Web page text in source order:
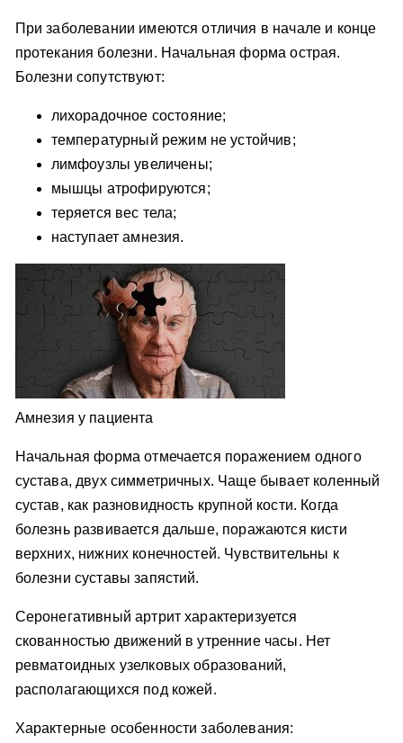
При заболевании имеются отличия в начале и конце
протекания болезни. Начальная форма острая.
Болезни сопутствуют:
лихорадочное состояние;
температурный режим не устойчив;
лимфоузлы увеличены;
мышцы атрофируются;
теряется вес тела;
наступает амнезия.
Амнезия у пациента
Начальная форма отмечается поражением одного
сустава, двух симметричных. Чаще бывает коленный
сустав, как разновидность крупной кости. Когда
болезнь развивается дальше, поражаются кисти
верхних, нижних конечностей. Чувствительны к
болезни суставы запястий.
Серонегативный артрит характеризуется
скованностью движений в утренние часы. Нет
ревматоидных узелковых образований,
располагающихся под кожей.
Характерные особенности заболевания: